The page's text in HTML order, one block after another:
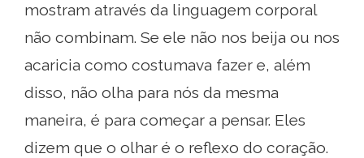
mostram através da linguagem corporal
não combinam. Se ele não nos beija ou nos
acaricia como costumava fazer e, além
disso, não olha para nós da mesma
maneira, é para começar a pensar. Eles
dizem que o olhar é o reflexo do coração.